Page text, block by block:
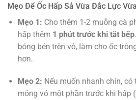
Mẹo Để Ốc Hấp Sả Vừa Đắc Lực
Mẹo 1: Cho thêm 1-2 muỗng cà
hấp thêm 1 phút trước khi tắt bếp
bóng bén trên vỏ, làm cho ốc
hơn.
Mẹo 2: Nếu muốn nhanh chín,
mỏng vỏ một phần trước khi hấp